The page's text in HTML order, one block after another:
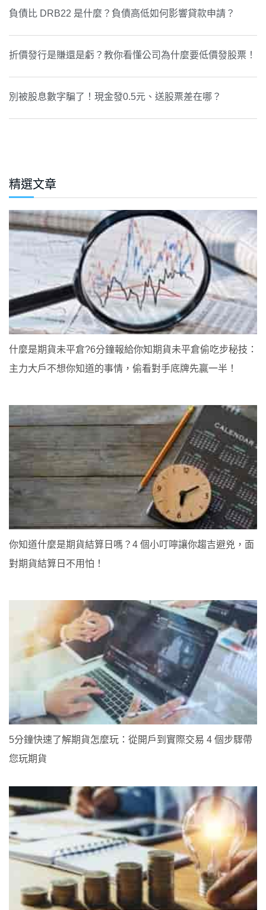
負債比 DRB22 是什麼？負債高低如何影響貸款申請？
折價發行是賺還是虧？教你看懂公司為什麼要低價發股票！
別被股息數字騙了！現金發0.5元、送股票差在哪？
精選文章
什麼是期貨未平倉?6分鐘報給你知期貨未平倉偷吃步秘技：
主力大戶不想你知道的事情，偷看對手底牌先贏一半！
你知道什麼是期貨結算日嗎？4 個小叮嚀讓你趨吉避兇，面
對期貨結算日不用怕！
5分鐘快速了解期貨怎麼玩：從開戶到實際交易 4 個步驟帶
您玩期貨